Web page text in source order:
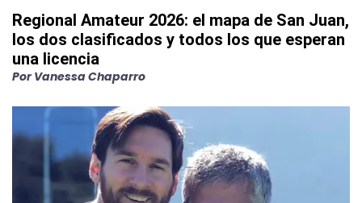
Regional Amateur 2026: el mapa de San Juan,
los dos clasificados y todos los que esperan
una licencia
Por Vanessa Chaparro